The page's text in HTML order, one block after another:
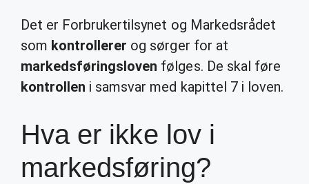
Det er Forbrukertilsynet og Markedsrådet
som kontrollerer og sørger for at
markedsføringsloven følges. De skal føre
kontrollen i samsvar med kapittel 7 i loven.
Hva er ikke lov i
markedsføring?